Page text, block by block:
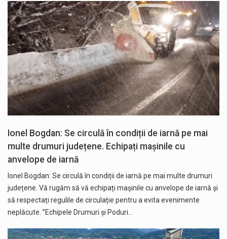
Ionel Bogdan: Se circulă în condiții de iarnă pe mai
multe drumuri județene. Echipați mașinile cu
anvelope de iarnă
Ionel Bogdan: Se circulă în condiții de iarnă pe mai multe drumuri
județene. Vă rugăm să vă echipați mașinile cu anvelope de iarnă și
să respectați regulile de circulație pentru a evita evenimente
neplăcute. ”Echipele Drumuri și Poduri…